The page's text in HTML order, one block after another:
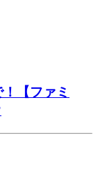
【ファミ